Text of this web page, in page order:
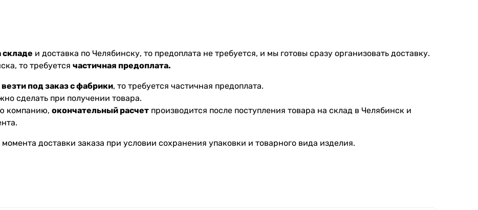
складе и доставка по Челябинску, то предоплата не требуется, и мы готовы сразу организовать доставку.
то требуется частичная предоплата.
под заказ с фабрики, то требуется частичная предоплата.
сделать при получении товара.
компанию, окончательный расчет производится после поступления товара на склад в Челябинск и
момента доставки заказа при условии сохранения упаковки и товарного вида изделия.